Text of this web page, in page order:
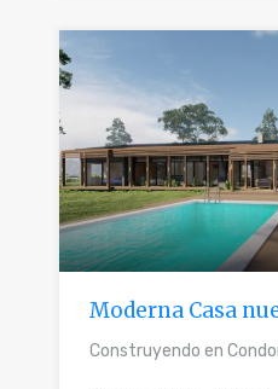
Moderna Casa
Construyendo en